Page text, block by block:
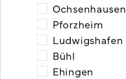
Ochsenhausen
Pforzheim
Ludwigshafen
Bühl
Ehingen